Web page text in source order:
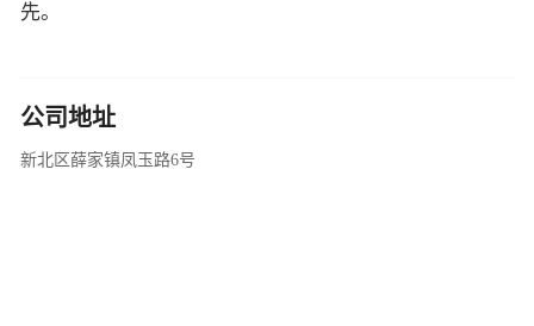
先。
公司地址
新北区薛家镇凤玉路6号